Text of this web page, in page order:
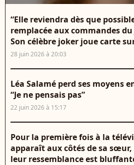
“Elle reviendra dès que
remplacée aux commandes du
Son célèbre joker joue carte
28 juin 2026 à 20:03
Léa Salamé perd ses moyens
“Je ne pensais pas”
22 juin 2026 à 15:17
Pour la première fois à la
apparaît aux côtés de sa
leur ressemblance est